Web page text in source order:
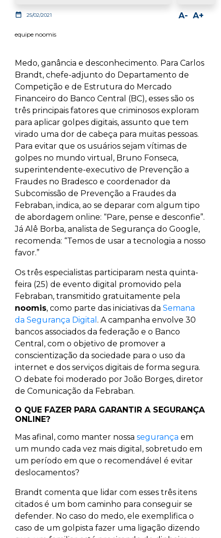
date_range 25/02/2021 A+
A-
equipe noomis
Medo, ganância e desconhecimento. Para Carlos
Brandt, chefe-adjunto do Departamento de
Competição e de Estrutura do Mercado
Financeiro do Banco Central (BC), esses são os
três principais fatores que criminosos exploram
para aplicar golpes digitais, assunto que tem
virado uma dor de cabeça para muitas pessoas.
Para evitar que os usuários sejam vítimas de
golpes no mundo virtual, Bruno Fonseca,
superintendente-executivo de Prevenção a
Fraudes no Bradesco e coordenador da
Subcomissão de Prevenção a Fraudes da
Febraban, indica, ao se deparar com algum tipo
de abordagem online: “Pare, pense e desconfie”.
Já Alê Borba, analista de Segurança do Google,
recomenda: “Temos de usar a tecnologia a nosso
favor.”
Os três especialistas participaram nesta quinta-
feira (25) de evento digital promovido pela
Febraban, transmitido gratuitamente pela
noomis, como parte das iniciativas da Semana
da Segurança Digital . A campanha envolve 30
bancos associados da federação e o Banco
Central, com o objetivo de promover a
conscientização da sociedade para o uso da
internet e dos serviços digitais de forma segura.
O debate foi moderado por João Borges, diretor
de Comunicação da Febraban.
O QUE FAZER PARA GARANTIR A SEGURANÇA
ONLINE?
Mas afinal, como manter nossa segurança em
um mundo cada vez mais digital, sobretudo em
um período em que o recomendável é evitar
deslocamentos?
Brandt comenta que lidar com esses três itens
citados é um bom caminho para conseguir se
defender. No caso do medo, ele exemplifica o
caso de um golpista fazer uma ligação dizendo